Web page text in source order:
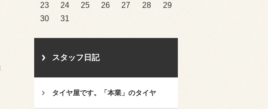
23
24 25 26 27 28
29
30
31
スタッフ日記
タイヤ屋です。「本業」のタイヤ